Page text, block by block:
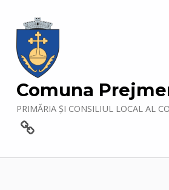
Comuna
PRIMĂRIA ȘI CONSILIUL LOCAL AL
Contact